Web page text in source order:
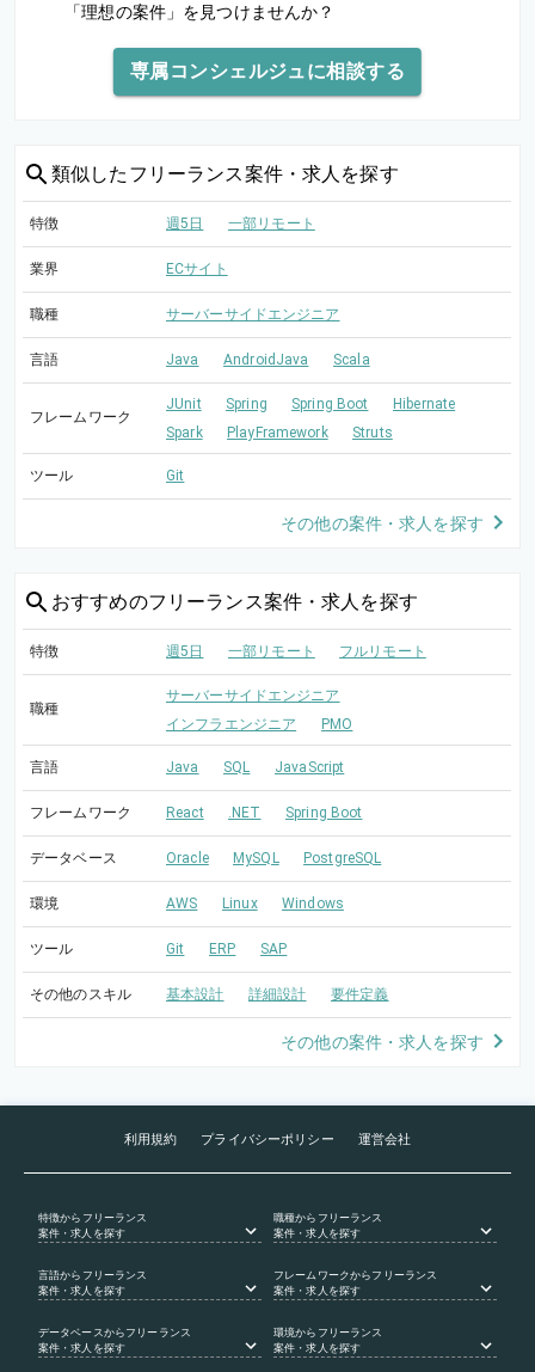
「理想の案件」を見つけませんか？
専属コンシェルジュに相談する
類似した フリーランス案件・求人を探す
特徴 週5日 一部リモート
業界 ECサイト
職種 サーバーサイドエンジニア
言語 Java AndroidJava Scala
フレームワーク
JUnit Spring Spring Boot
Hibernate
Spark
PlayFramework Struts
ツール Git
その他の案件・求人を探す
おすすめのフリーランス案件・求人を探す
特徴 週5日 一部リモート フルリモート
職種
サーバーサイドエンジニア
インフラエンジニア
PMO
言語 Java SQL JavaScript
フレームワーク React .NET Spring Boot
データベース Oracle MySQL PostgreSQL
環境 AWS Linux Windows
ツール Git ERP SAP
その他のスキル 基本設計 詳細設計 要件定義
その他の案件・求人を探す
利用規約 プライバシーポリシー 運営会社
特徴からフリーランス
案件・求人を探す
職種からフリーランス
案件・求人を探す
言語からフリーランス
案件・求人を探す
フレームワークからフリーランス
案件・求人を探す
データベース からフリーランス
案件・求人を探す
環境からフリーランス
案件・求人を探す